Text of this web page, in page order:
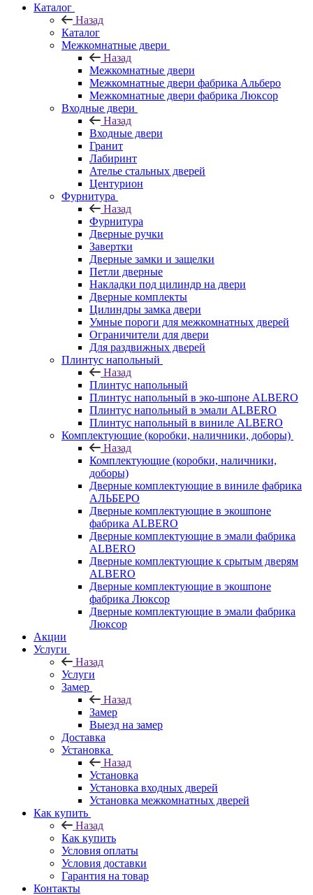
Каталог
Назад
Каталог
Межкомнатные двери
Назад
Межкомнатные двери
Межкомнатные двери фабрика Альберо
Межкомнатные двери фабрика Люксор
Входные двери
Назад
Входные двери
Гранит
Лабиринт
Ателье стальных дверей
Центурион
Фурнитура
Назад
Фурнитура
Дверные ручки
Завертки
Дверные замки и защелки
Петли дверные
Накладки под цилиндр на двери
Дверные комплекты
Цилиндры замка двери
Умные пороги для межкомнатных дверей
Ограничители для двери
Для раздвижных дверей
Плинтус напольный
Назад
Плинтус напольный
Плинтус напольный в эко-шпоне ALBERO
Плинтус напольный в эмали ALBERO
Плинтус напольный в виниле ALBERO
Комплектующие (коробки, наличники, доборы)
Назад
Комплектующие (коробки, наличники,
доборы)
Дверные комплектующие в виниле фабрика
АЛЬБЕРО
Дверные комплектующие в экошпоне
фабрика ALBERO
Дверные комплектующие в эмали фабрика
ALBERO
Дверные комплектующие к срытым дверям
ALBERO
Дверные комплектующие в экошпоне
фабрика Люксор
Дверные комплектующие в эмали фабрика
Люксор
Акции
Услуги
Назад
Услуги
Замер
Назад
Замер
Выезд на замер
Доставка
Установка
Назад
Установка
Установка входных дверей
Установка межкомнатных дверей
Как купить
Назад
Как купить
Условия оплаты
Условия доставки
Гарантия на товар
Контакты